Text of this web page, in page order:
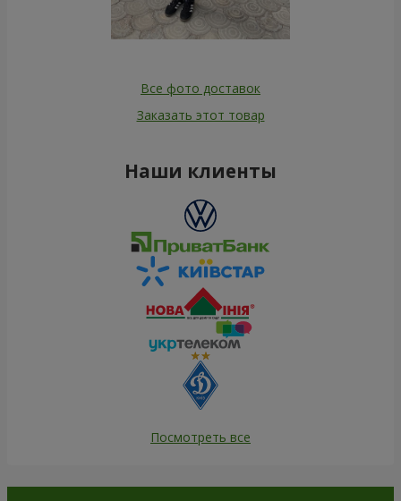
Все фото доставок
Заказать этот товар
Наши клиенты
Посмотреть все